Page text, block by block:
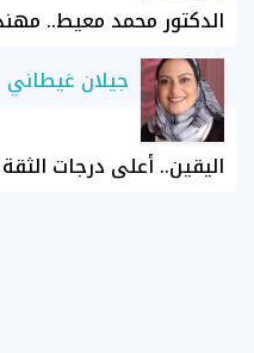
الدكتور محمد معيط..
جيلان غيطاني
اليقين.. أعلى درجات الثقة